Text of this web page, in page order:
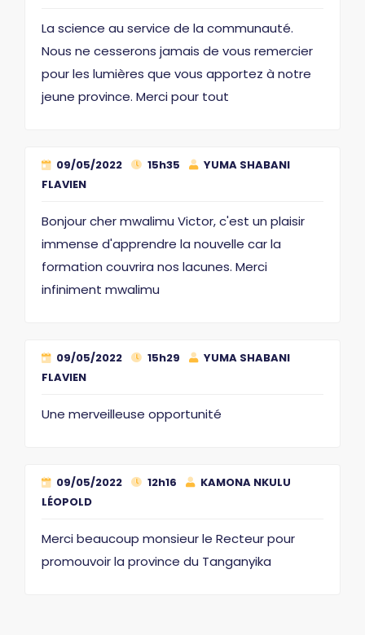
La science au service de la communauté.
Nous ne cesserons jamais de vous remercier
pour les lumières que vous apportez à notre
jeune province. Merci pour tout
09/05/2022 15h35
YUMA SHABANI
FLAVIEN
Bonjour cher mwalimu Victor, c'est un plaisir
immense d'apprendre la nouvelle car la
formation couvrira nos lacunes. Merci
infiniment mwalimu
09/05/2022 15h29
YUMA SHABANI
FLAVIEN
Une merveilleuse opportunité
09/05/2022 12h16
KAMONA NKULU
LÉOPOLD
Merci beaucoup monsieur le Recteur pour
promouvoir la province du Tanganyika